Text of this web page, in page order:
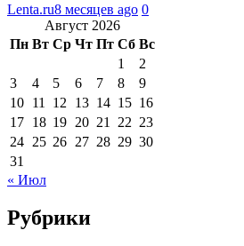
Lenta.ru8 месяцев ago 0
Август 2026
Пн Вт Ср Чт Пт Сб Вс
1
2
3
4 5 6 7 8
9
10 11 12 13 14 15 16
17 18 19 20 21 22 23
24 25 26 27 28 29 30
31
« Июл
Рубрики